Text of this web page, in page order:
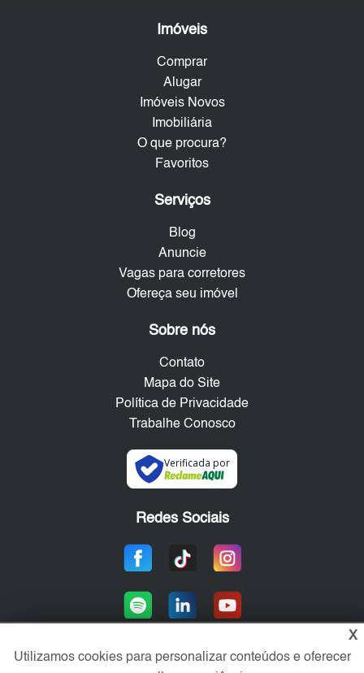
Imóveis
Comprar
Alugar
Imóveis Novos
Imobiliária
O que procura?
Favoritos
Serviços
Blog
Anuncie
Vagas para corretores
Ofereça seu imóvel
Sobre nós
Contato
Mapa do Site
Política de Privacidade
Trabalhe Conosco
Verificada por
Redes Sociais
X
Utilizamos cookies para personalizar conteúdos e oferecer